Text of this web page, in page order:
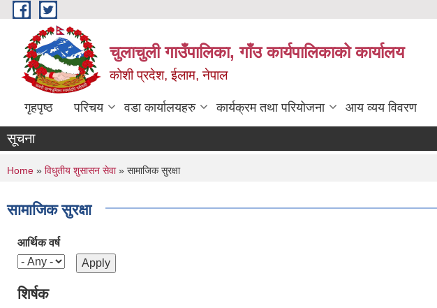
Skip to main content
चुलाचुली गाउँपालिका, गाँउ कार्यपालिकाको कार्यालय
कोशी प्रदेश, ईलाम, नेपाल
गृहपृष्ठ परिचय वडा कार्यालयहरु कार्यक्रम तथा परियोजना आय व्यय विवरण
सूचना
You are here
Home » विधुतीय शुसासन सेवा» सामाजिक सुरक्षा
सामाजिक सुरक्षा
आर्थिक वर्ष
शिर्षक